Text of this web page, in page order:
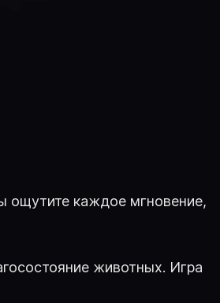
ощутите каждое мгновение,
животных. Игра